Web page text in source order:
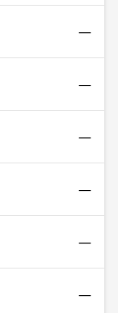
—
—
—
—
—
—